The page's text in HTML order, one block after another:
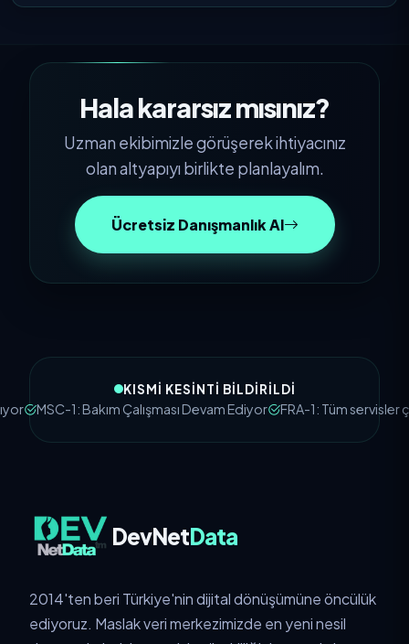
Hala kararsız mısınız?
Uzman ekibimizle görüşerek ihtiyacınız
olan altyapıyı birlikte planlayalım.
Ücretsiz Danışmanlık Al
KISMI KESINTI BILDIRILDI
1: Bakım Çalışması Devam Ediyor FRA-1: Tüm servisler çalışıyor
DevNetData
2014'ten beri Türkiye'nin dijital dönüşümüne öncülük
ediyoruz. Maslak veri merkezimizde en yeni nesil